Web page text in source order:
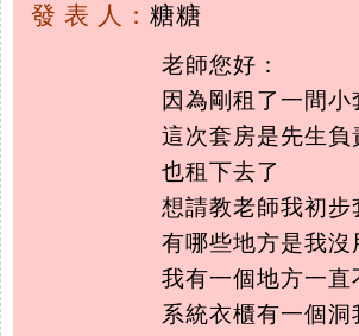
發 表 人： 糖糖
老師您好：
因為剛租了一間
這次套房是先生
也租下去了
想請教老師我初
有哪些地方是我
我有一個地方一
系統衣櫃有一個